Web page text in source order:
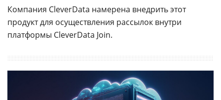
Компания CleverData намерена внедрить этот
продукт для осуществления рассылок внутри
платформы CleverData Join.